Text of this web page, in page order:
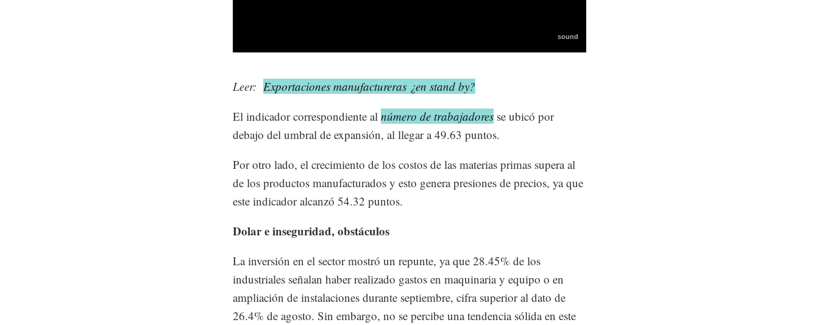
Leer: Exportaciones manufactureras ¿en stand by?
El indicador correspondiente al número de trabajadores se ubicó por
debajo del umbral de expansión, al llegar a 49.63 puntos.
Por otro lado, el crecimiento de los costos de las materias primas supera al
de los productos manufacturados y esto genera presiones de precios, ya que
este indicador alcanzó 54.32 puntos.
Dolar e inseguridad, obstáculos
La inversión en el sector mostró un repunte, ya que 28.45% de los
industriales señalan haber realizado gastos en maquinaria y equipo o en
ampliación de instalaciones durante septiembre, cifra superior al dato de
26.4% de agosto. Sin embargo, no se percibe una tendencia sólida en este